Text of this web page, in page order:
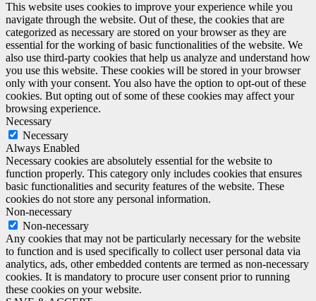
This website uses cookies to improve your experience while you
navigate through the website. Out of these, the cookies that are
categorized as necessary are stored on your browser as they are
essential for the working of basic functionalities of the website. We
also use third-party cookies that help us analyze and understand how
you use this website. These cookies will be stored in your browser
only with your consent. You also have the option to opt-out of these
cookies. But opting out of some of these cookies may affect your
browsing experience.
Necessary
Necessary
Always Enabled
Necessary cookies are absolutely essential for the website to
function properly. This category only includes cookies that ensures
basic functionalities and security features of the website. These
cookies do not store any personal information.
Non-necessary
Non-necessary
Any cookies that may not be particularly necessary for the website
to function and is used specifically to collect user personal data via
analytics, ads, other embedded contents are termed as non-necessary
cookies. It is mandatory to procure user consent prior to running
these cookies on your website.